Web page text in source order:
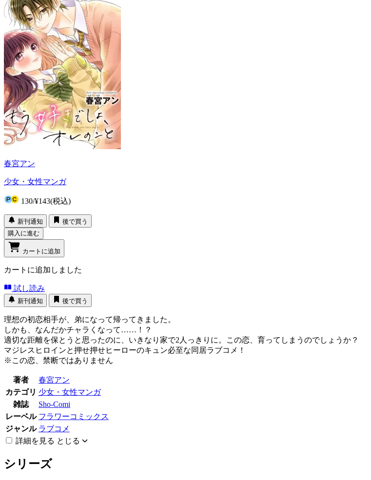
春宮アン
少女・女性マンガ
130/¥143(税込)
新刊通知
後で買う
購入に進む
カートに追加
カートに追加しました
試し読み
新刊通知 後で買う
理想の初恋相手が、弟になって帰ってきました。
しかも、なんだかチャラくなって……！？
適切な距離を保とうと思ったのに、いきなり家で2人っきりに。この恋、育ってしまうのでしょうか？
マジレスヒロインと押せ押せヒーローのキュン必至な同居ラブコメ！
※この恋、禁断ではありません
著者
春宮アン
カテゴリ 少女・女性マンガ
雑誌
Sho-Comi
レーベル フラワーコミックス
ジャンル ラブコメ
詳細を見る とじる
シリーズ